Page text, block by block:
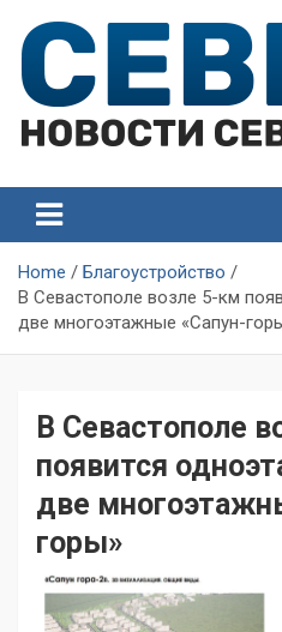
content
Севастополя
Севастополя
Home
Благоустройство
В Севастополе возле 5-км
две многоэтажные «Сапун-
В Севастополе
появится
две
горы»